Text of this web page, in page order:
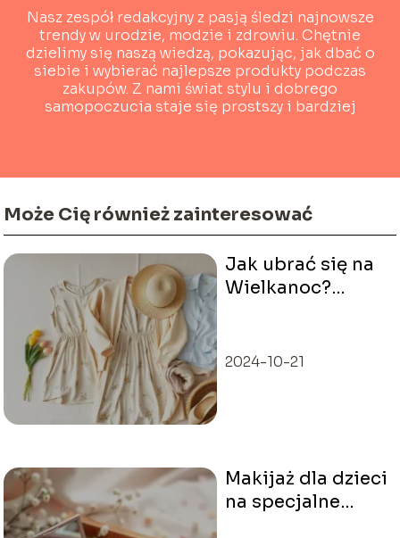
Nasz zespół redakcyjny z pasją śledzi najnowsze
trendy w urodzie, modzie i zdrowiu. Chętnie
dzielimy się naszą wiedzą, pokazując, jak dbać o
siebie i wybierać najlepsze produkty podczas
zakupów. Z nami świat stylu i dobrego
samopoczucia staje się prostszy i bardziej
Może Cię również zainteresować
Jak ubrać się na
Wielkanoc?
2024-10-21
Makijaż dla dzieci
na specjalne